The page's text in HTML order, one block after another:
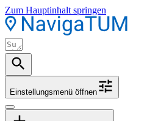
Zum Hauptinhalt springen
Einstellungsmenü öffnen